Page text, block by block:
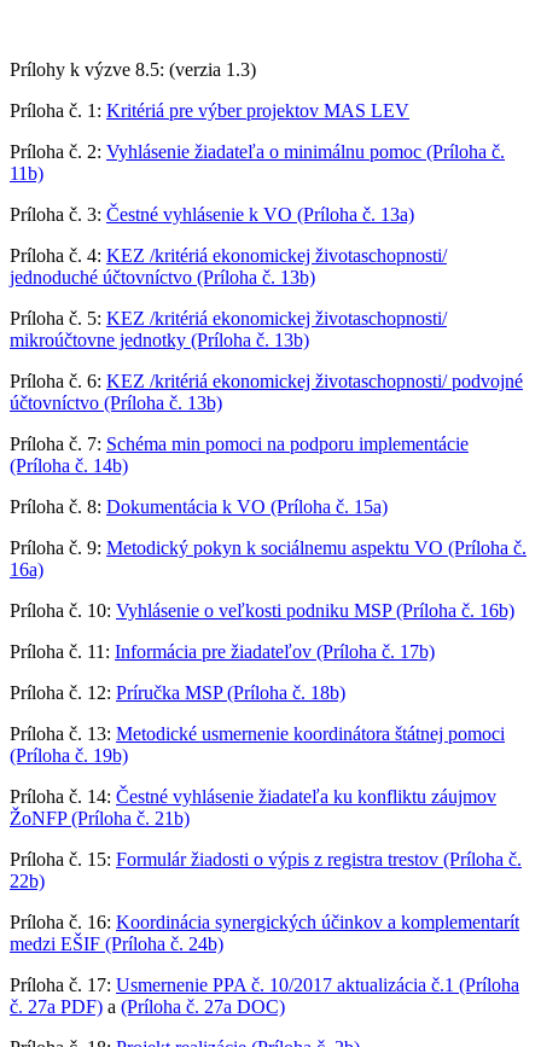
Prílohy k výzve 8.5: (verzia 1.3)
Príloha č. 1: Kritériá pre výber projektov MAS LEV
Príloha č. 2: Vyhlásenie žiadateľa o minimálnu pomoc (Príloha č.
11b)
Príloha č. 3: Čestné vyhlásenie k VO (Príloha č. 13a)
Príloha č. 4: KEZ /kritériá ekonomickej životaschopnosti/
jednoduché účtovníctvo (Príloha č. 13b)
Príloha č. 5: KEZ /kritériá ekonomickej životaschopnosti/
mikroúčtovne jednotky (Príloha č. 13b)
Príloha č. 6: KEZ /kritériá ekonomickej životaschopnosti/ podvojné
účtovníctvo (Príloha č. 13b)
Príloha č. 7: Schéma min pomoci na podporu implementácie
(Príloha č. 14b)
Príloha č. 8: Dokumentácia k VO (Príloha č. 15a)
Príloha č. 9: Metodický pokyn k sociálnemu aspektu VO (Príloha č.
16a)
Príloha č. 10: Vyhlásenie o veľkosti podniku MSP (Príloha č. 16b)
Príloha č. 11: Informácia pre žiadateľov (Príloha č. 17b)
Príloha č. 12: Príručka MSP (Príloha č. 18b)
Príloha č. 13: Metodické usmernenie koordinátora štátnej pomoci
(Príloha č. 19b)
Príloha č. 14: Čestné vyhlásenie žiadateľa ku konfliktu záujmov
ŽoNFP (Príloha č. 21b)
Príloha č. 15: Formulár žiadosti o výpis z registra trestov (Príloha č.
22b)
Príloha č. 16: Koordinácia synergických účinkov a komplementarít
medzi EŠIF (Príloha č. 24b)
Príloha č. 17: Usmernenie PPA č. 10/2017 aktualizácia č.1 (Príloha
č. 27a PDF) a (Príloha č. 27a DOC)